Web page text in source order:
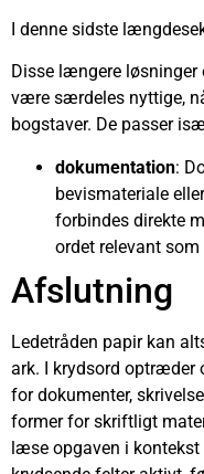
I denne sidste
Disse længere løsninger
være særdeles nyttige,
bogstaver. De passer
dokumentation:
bevismateriale
forbindes direkte
ordet relevant
Afslutning
Ledetråden papir kan
ark. I krydsord optræder
for dokumenter,
former for skriftligt
læse opgaven i